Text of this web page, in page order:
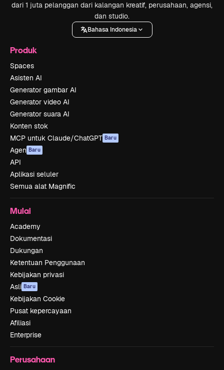
dari 1 juta pelanggan dari kalangan kreatif, perusahaan, agensi,
dan studio.
Bahasa Indonesia
Produk
Spaces
Asisten AI
Generator gambar AI
Generator video AI
Generator suara AI
Konten stok
MCP untuk Claude/ChatGPT Baru
Agen Baru
API
Aplikasi seluler
Semua alat Magnific
Mulai
Academy
Dokumentasi
Dukungan
Ketentuan Penggunaan
Kebijakan privasi
Asli Baru
Kebijakan Cookie
Pusat kepercayaan
Afiliasi
Enterprise
Perusahaan